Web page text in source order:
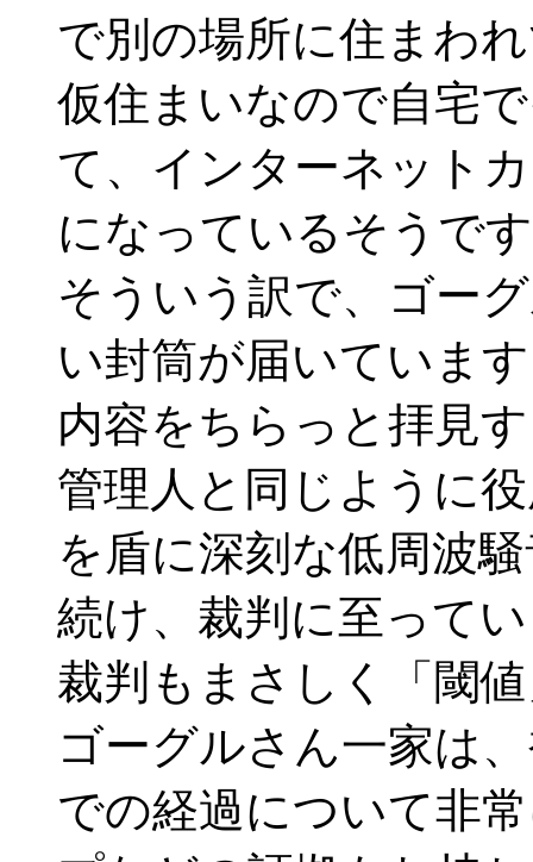
で別の場所に住まわ
仮住まいなので自宅
て、インターネット
になっているそうで
そういう訳で、ゴー
い封筒が届いていま
内容をちらっと拝見
管理人と同じように
を盾に深刻な低周波
続け、裁判に至って
裁判もまさしく「閾
ゴーグルさん一家は
での経過について非